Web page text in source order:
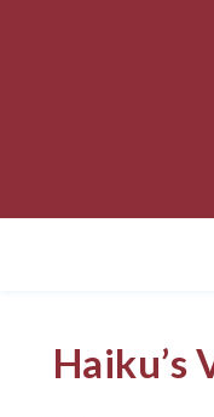
Haiku’s